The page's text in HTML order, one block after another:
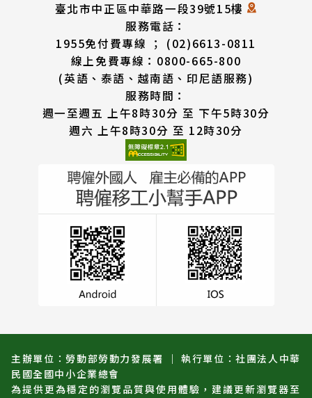
臺北市中正區中華路一段39號15樓
服務電話：
1955免付費專線 ； (02)6613-0811
線上免費專線：0800-665-800
(英語、泰語、越南語、印尼語服務)
服務時間：
週一至週五 上午8時30分 至 下午5時30分
週六 上午8時30分 至 12時30分
主辦單位：勞動部勞動力發展署 ｜ 執行單位：社團法人中華
民國全國中小企業總會
為提供更為穩定的瀏覽品質與使用體驗，建議更新瀏覽器至